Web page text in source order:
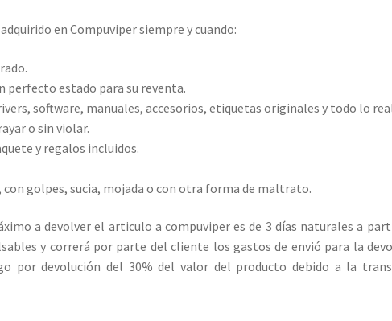
en Compuviper siempre y cuando:
estado para su reventa.
software, manuales, accesorios, etiquetas originales y todo lo
o sin violar.
y regalos incluidos.
con golpes, sucia, mojada o con otra forma de maltrato.
a devolver el articulo a compuviper es de 3 días naturales a
y correrá por parte del cliente los gastos de envió para la
por devolución del 30% del valor del producto debido a la